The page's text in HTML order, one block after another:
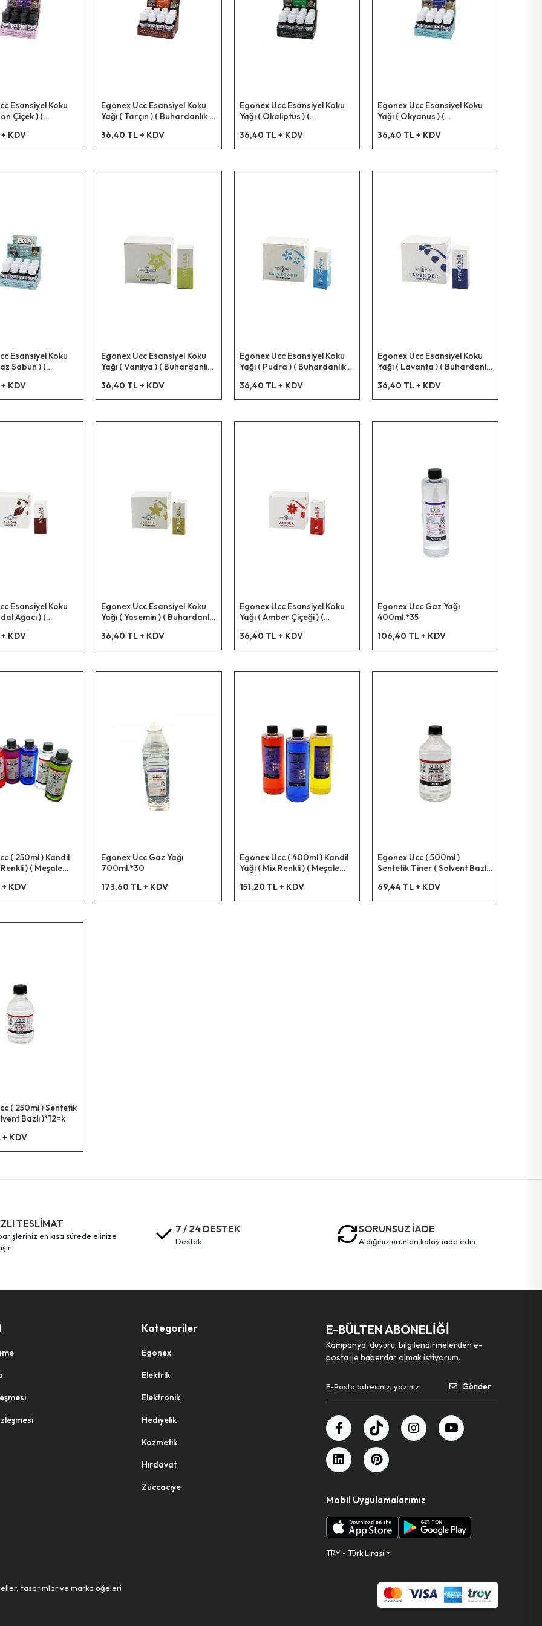
Esansiyel Koku
Çiçek ) (
Vb. Kullanım ) (
KDV
Egonex Ucc Esansiyel Koku
Yağı ( Tarçın ) ( Buhardanlık &
Kullanım ) ( 10ml )*12x42
36,40 TL + KDV
Egonex Ucc Esansiyel Koku
Yağı ( Okaliptus ) (
Makine & Ütü Vb. Kullanım ) (
10ml )*12x42
36,40 TL + KDV
Egonex Ucc Esansiyel Koku
Yağı ( Okyanus ) (
Makine & Ütü Vb. Kullanım ) (
10ml )*12x42
36,40 TL + KDV
Esansiyel Koku
Sabun ) (
Vb. Kullanım ) (
KDV
Egonex Ucc Esansiyel Koku
Yağı ( Vanilya ) ( Buhardanlık
Kullanım ) ( 10ml )*12x42
36,40 TL + KDV
Egonex Ucc Esansiyel Koku
Yağı ( Pudra ) ( Buhardanlık &
Kullanım ) ( 10ml )*12x42
36,40 TL + KDV
Egonex Ucc Esansiyel Koku
Yağı ( Lavanta ) ( Buhardanlık
Kullanım ) ( 10ml )*12x42
36,40 TL + KDV
Esansiyel Koku
Ağacı ) (
Vb. Kullanım ) (
KDV
Egonex Ucc Esansiyel Koku
Yağı ( Yasemin ) ( Buhardanlık
Kullanım ) ( 10ml )*12x42
36,40 TL + KDV
Egonex Ucc Esansiyel Koku
Yağı ( Amber Çiçeği ) (
Makine & Ütü Vb. Kullanım ) (
10ml )*12x42
36,40 TL + KDV
Egonex Ucc Gaz Yağı
400ml.*35
106,40 TL + KDV
( 250ml ) Kandil
Renkli ) ( Meşale
Parafin İçerir )*48
KDV
Egonex Ucc Gaz Yağı
700ml.*30
173,60 TL + KDV
Egonex Ucc ( 400ml ) Kandil
Yağı ( Mix Renkli ) ( Meşale
65° ) ( Likit Parafin İçerir )*35
151,20 TL + KDV
Egonex Ucc ( 500ml )
Sentetik Tiner ( Solvent Bazlı
69,44 TL + KDV
( 250ml ) Sentetik
Bazlı )*12=k
KDV
TESLİMAT 7 / 24 DESTEK
destek
SORUNSUZ İADE
aldığınız ürünleri kolay iade edin.
Kategoriler
Egonex
Elektrik
Elektronik
Hediyelik
Kozmetik
Hırdavat
Züccaciye
E-BÜLTEN ABONELİĞİ
Kampanya, duyuru, bilgilendirmelerden e-
posta ile haberdar olmak istiyorum.
Gönder
Mobil Uygulamalarımız
TRY - Türk Lirası
tasarımlar ve marka öğeleri